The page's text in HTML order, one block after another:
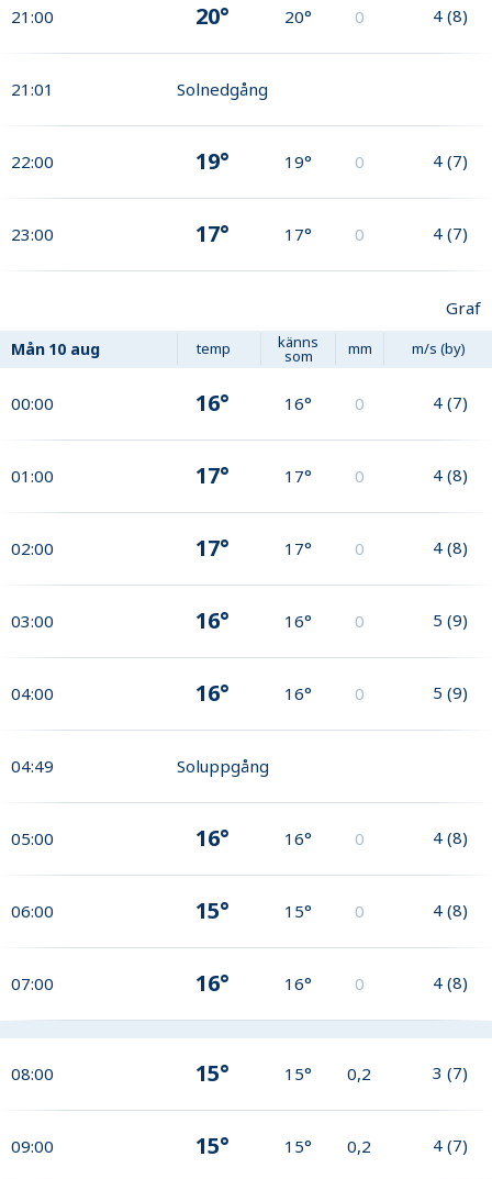
21:00 20° 20° 0 4 (8)
21:01 Solnedgång
22:00 19° 19° 0 4 (7)
23:00 17° 17° 0 4 (7)
Graf
Mån 10 aug temp känns
som mm m/s (by)
00:00 16° 16° 0 4 (7)
01:00 17° 17° 0 4 (8)
02:00 17° 17° 0 4 (8)
03:00 16° 16° 0 5 (9)
04:00 16° 16° 0 5 (9)
04:49 Soluppgång
05:00 16° 16° 0 4 (8)
06:00 15° 15° 0 4 (8)
07:00 16° 16° 0 4 (8)
08:00 15° 15° 0,2 3 (7)
09:00 15° 15° 0,2 4 (7)